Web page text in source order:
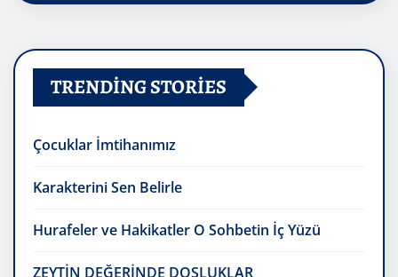
TRENDING STORIES
Çocuklar İmtihanımız
Karakterini Sen Belirle
Hurafeler ve Hakikatler O Sohbetin İç Yüzü
ZEYTİN DEĞERİNDE DOSLUKLAR